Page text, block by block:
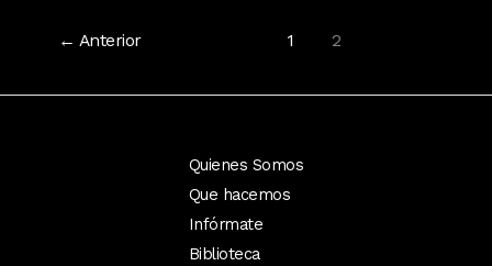
← Anterior 1 2
Quienes Somos
Que hacemos
Infórmate
Biblioteca